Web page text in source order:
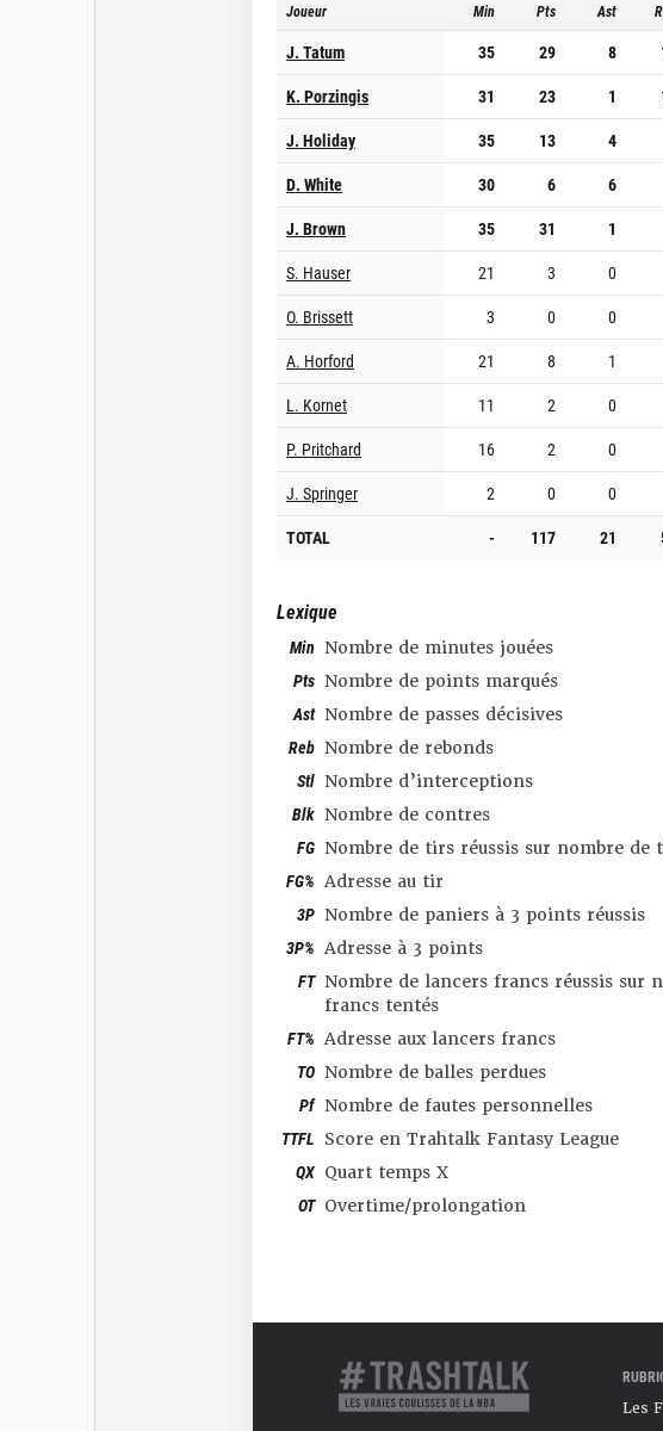
Joueur Min Pts Ast
J. Tatum 35 29 8
K. Porzingis
31 23 1
J. Holiday
35 13 4
D. White
30 6 6
J. Brown
35 31 1
S. Hauser
21 3 0
O. Brissett
3 0 0
A. Horford
21 8 1
L. Kornet
11 2 0
P. Pritchard
16 2 0
J. Springer
2 0 0
TOTAL
- 117 21
Lexique
Min Nombre de minutes jouées
Pts Nombre de points marqués
Ast Nombre de passes décisives
Reb Nombre de rebonds
Stl Nombre d’interceptions
Blk Nombre de contres
FG Nombre de tirs réussis sur nombre de
FG% Adresse au tir
3P Nombre de paniers à 3 points réussis
3P% Adresse à 3 points
FT Nombre de lancers francs réussis sur
francs tentés
FT% Adresse aux lancers francs
TO Nombre de balles perdues
Pf Nombre de fautes personnelles
TTFL Score en Trahtalk Fantasy League
QX Quart temps X
OT Overtime/prolongation
Les